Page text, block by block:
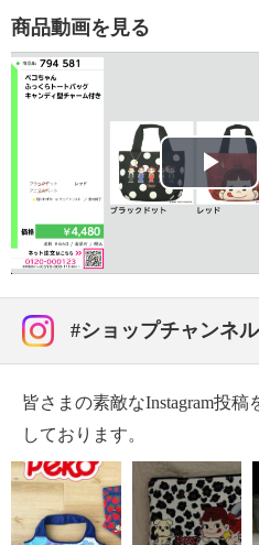
・裏地：ポリエステル
・ハンドル：ポリエステル
【サイズ】
・約縦２３．５ｃｍ×最大横
・ハンドル立ち上がり：約１
・Ａ４サイズ収納不可
・約１６０ｇ
【その他】
＜チャーム＞
・約全長１１ｃｍ
【原産国（地）】
商品動画を見る
#ショップチャンネル
皆さまの素敵なInstagram投
しております。